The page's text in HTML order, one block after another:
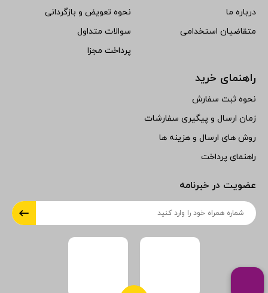
درباره ما
متقاضیان استخدامی
نحوه تعویض و بازگردانی
سوالات متداول
پرداخت مجزا
راهنمای خرید
نحوه ثبت سفارش
زمان ارسال و پیگیری سفارشات
روش های ارسال و هزینه ها
راهنمای پرداخت
عضویت در خبرنامه